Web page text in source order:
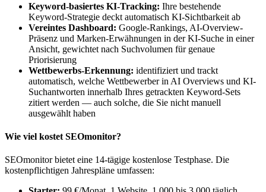
Keyword-basiertes KI-Tracking: Ihre bestehende
Keyword-Strategie deckt automatisch KI-Sichtbarkeit ab
Vereintes Dashboard: Google-Rankings, AI-Overview-
Präsenz und Marken-Erwähnungen in der KI-Suche in einer
Ansicht, gewichtet nach Suchvolumen für genaue
Priorisierung
Wettbewerbs-Erkennung: identifiziert und trackt
automatisch, welche Wettbewerber in AI Overviews und KI-
Suchantworten innerhalb Ihres getrackten Keyword-Sets
zitiert werden — auch solche, die Sie nicht manuell
ausgewählt haben
Wie viel kostet SEOmonitor?
SEOmonitor bietet eine 14-tägige kostenlose Testphase. Die
kostenpflichtigen Jahrespläne umfassen: